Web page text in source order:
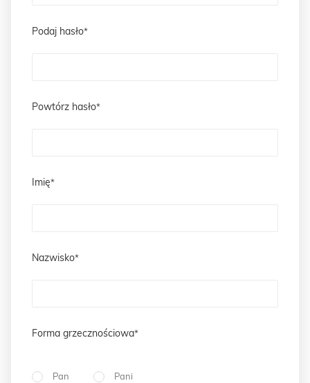
Podaj hasło
Powtórz hasło
Imię
Nazwisko
Forma grzecznościowa
Pan Pani